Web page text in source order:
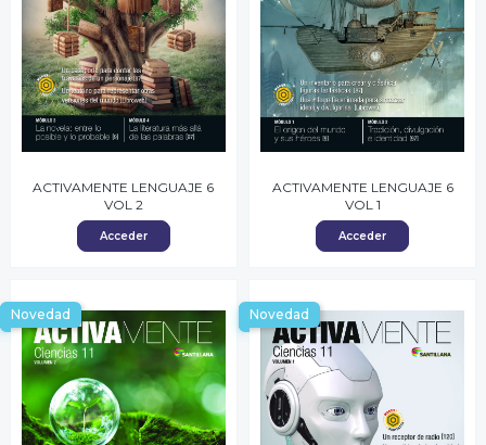
ACTIVAMENTE LENGUAJE 6
VOL 2
Acceder
ACTIVAMENTE LENGUAJE 6
VOL 1
Acceder
Novedad Novedad